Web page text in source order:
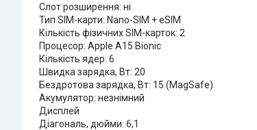
Слот розширення: ні
Тип SIM-карти: Nano-SIM + eSIM
Кількість фізичних SIM-карток: 2
Процесор: Apple A15 Bionic
Кількість ядер: 6
Швидка зарядка, Вт: 20
Бездротова зарядка, Вт: 15 (MagSafe)
Акумулятор: незнімний
Дисплей
Діагональ, дюйми: 6,1